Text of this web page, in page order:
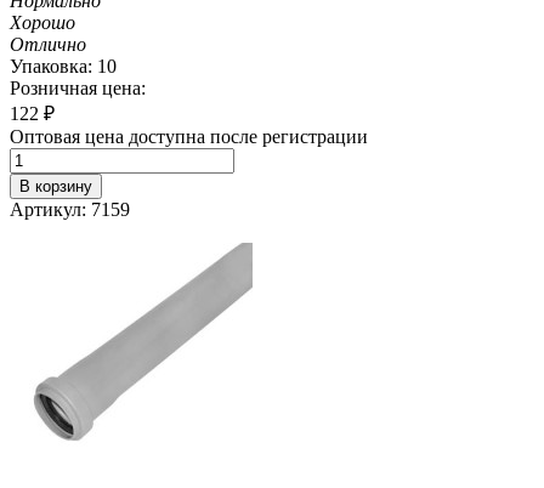
Хорошо
Отлично
Упаковка: 10
Розничная цена:
122 ₽
Оптовая цена доступна после регистрации
В корзину
Артикул: 7159